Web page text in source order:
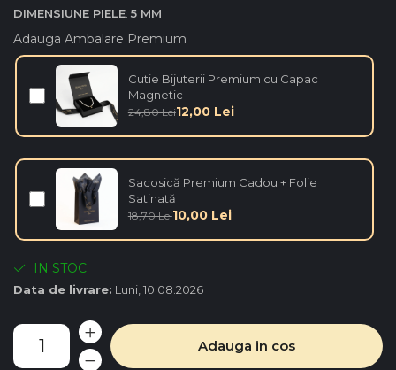
DIMENSIUNE PIELE: 5 MM
Adauga Ambalare Premium
Cutie Bijuterii Premium cu Capac
Magnetic
24,80 Lei12,00 Lei
Sacosică Premium Cadou + Folie
Satinată
18,70 Lei10,00 Lei
IN STOC
Data de livrare: Luni, 10.08.2026
Adauga in cos